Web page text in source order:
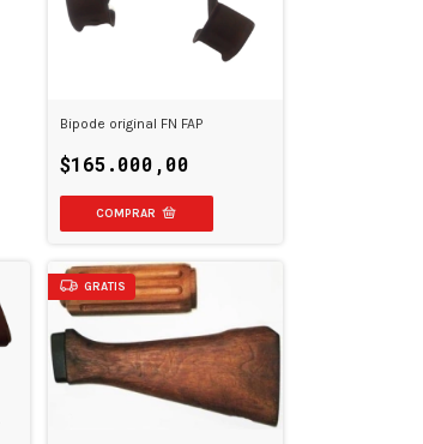
Bipode original FN FAP
$165.000,00
GRATIS